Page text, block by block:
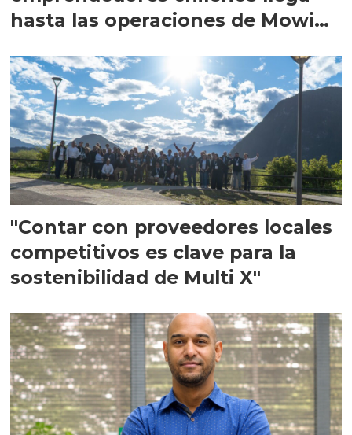
hasta las operaciones de Mowi
"Contar con proveedores locales
competitivos es clave para la
sostenibilidad de Multi X"